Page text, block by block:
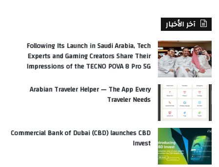
آخر الأخبار
Following Its Launch in Saudi Arabia, Tech
Experts and Gaming Creators Share Their
Impressions of the TECNO POVA 8 Pro 5G
Arabian Traveler Helper — The App Every
Traveler Needs
Commercial Bank of Dubai (CBD) launches CBD
Invest